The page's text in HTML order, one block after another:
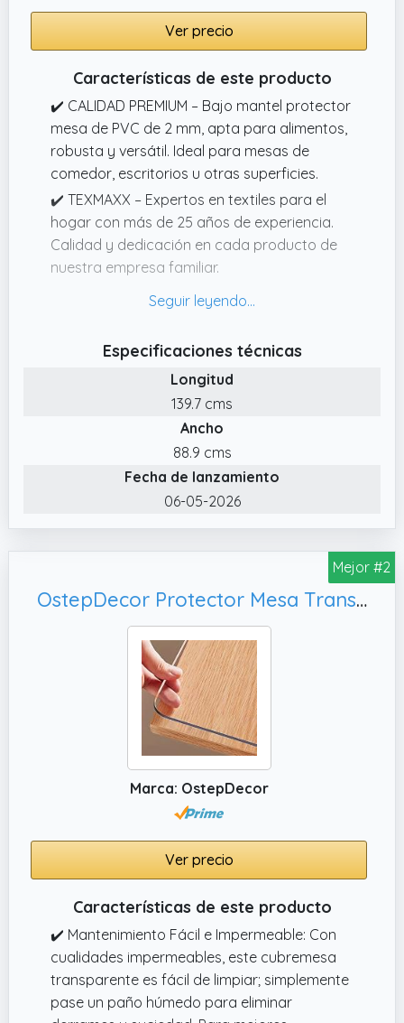
Ver precio
Características de este producto
✔️ CALIDAD PREMIUM – Bajo mantel protector
mesa de PVC de 2 mm, apta para alimentos,
robusta y versátil. Ideal para mesas de
comedor, escritorios u otras superficies.
✔️ TEXMAXX – Expertos en textiles para el
hogar con más de 25 años de experiencia.
Calidad y dedicación en cada producto de
nuestra empresa familiar.
✔️ FÁCIL DE LIMPIAR – Limpia el protector de
✔️ ¿MEDIDA PERSONALIZADA? – Solo si la
medida que necesitas no está disponible.
Elige una lámina 10 cm mayor y envíanos las
dimensiones por correo.
✔️ PROTECCIÓN PARA MESA CON BORDES
BISELADOS – Plastico protector mesa que
protege la mesa de arañazos y suciedad
manteniendo su diseño. Los bordes
biselados aseguran comodidad al apoyar
Especificaciones técnicas
Longitud
139.7 cms
Ancho
88.9 cms
Fecha de lanzamiento
06-05-2026
Mejor #2
OstepDecor Protector Mesa Transparente 60 x 120 cm, Resistente al Calor
Marca: OstepDecor
Ver precio
Características de este producto
✔️ Mantenimiento Fácil e Impermeable: Con
cualidades impermeables, este cubremesa
transparente es fácil de limpiar; simplemente
pase un paño húmedo para eliminar